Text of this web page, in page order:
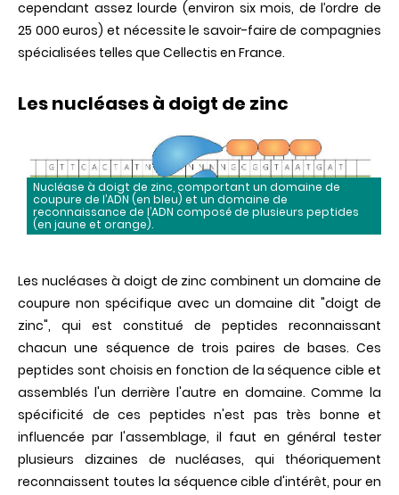
cependant assez lourde (environ six mois, de l’ordre de
25 000 euros) et nécessite le savoir-faire de compagnies
spécialisées telles que Cellectis en France.
Les nucléases à doigt de zinc
Nucléase à doigt de zinc, comportant un domaine de
coupure de l’ADN (en bleu) et un domaine de
reconnaissance de l’ADN composé de plusieurs peptides
(en jaune et orange).
Les nucléases à doigt de zinc combinent un domaine de
coupure non spécifique avec un domaine dit "doigt de
zinc", qui est constitué de peptides reconnaissant
chacun une séquence de trois paires de bases. Ces
peptides sont choisis en fonction de la séquence cible et
assemblés l'un derrière l'autre en domaine. Comme la
spécificité de ces peptides n'est pas très bonne et
influencée par l'assemblage, il faut en général tester
plusieurs dizaines de nucléases, qui théoriquement
reconnaissent toutes la séquence cible d'intérêt, pour en